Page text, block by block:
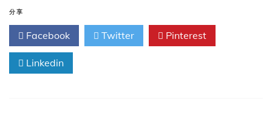
许
可
终
分享
Facebook Twitter Pinterest
Linkedin